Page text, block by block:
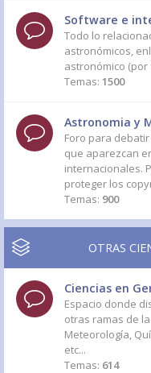
Software e
Todo lo
astronómicos,
astronómico
Temas: 1500
Astronomia y
Foro para
que aparezcan
internacionales.
proteger los
Temas: 900
OTRAS
Ciencias en
Espacio donde
otras ramas de
Meteorología,
etc...
Temas: 614